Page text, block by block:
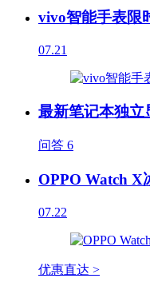
vivo智能手表限
07.21
最新笔记本独立
问答 6
OPPO Watch X
07.22
优惠直达 >